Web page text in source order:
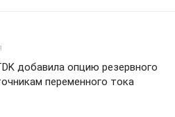
добавила опцию резервного
переменного тока